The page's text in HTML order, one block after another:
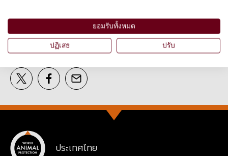
แชร์ต่อ
ประเทศไทย
ยอมรับทั้งหมด
ปฏิเสธ ปรับ